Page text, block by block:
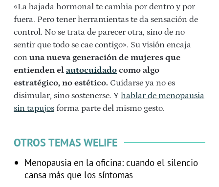
«La bajada hormonal te cambia por dentro y por
fuera. Pero tener herramientas te da sensación de
control. No se trata de parecer otra, sino de no
sentir que todo se cae contigo». Su visión encaja
con una nueva generación de mujeres que
entienden el autocuidado como algo
estratégico, no estético. Cuidarse ya no es
disimular, sino sostenerse. Y hablar de menopausia
sin tapujos forma parte del mismo gesto.
OTROS TEMAS WELIFE
Menopausia en la oficina: cuando el silencio
cansa más que los síntomas